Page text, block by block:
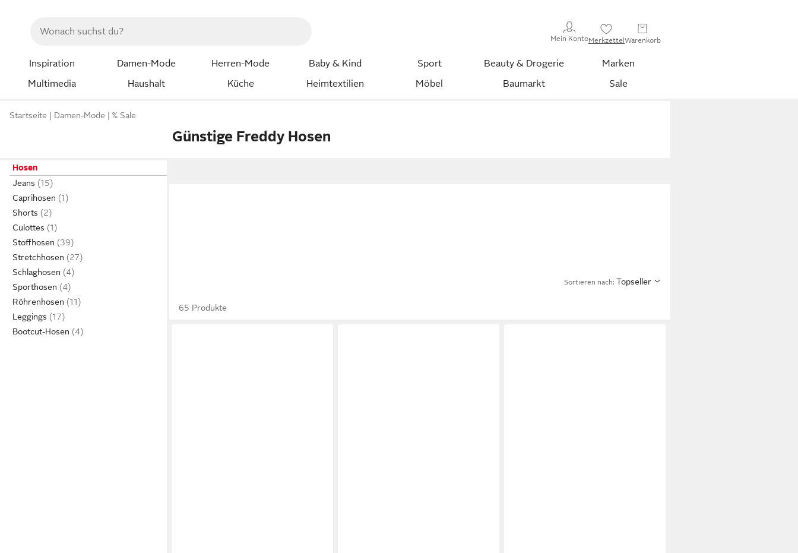
Mein KontoMerkzettelWarenkorb
Inspiration Damen-Mode Herren-Mode Baby & Kind Sport Beauty & Drogerie
Marken
Multimedia
Haushalt Küche Heimtextilien Möbel Baumarkt Sale
Startseite Damen-Mode % Sale
Günstige Freddy Hosen
Hosen
Jeans
Caprihosen
Shorts
Culottes
Stoffhosen
Stretchhosen
Schlaghosen
Sporthosen
Röhrenhosen
Leggings
Bootcut-Hosen
Sortieren nach: Topseller
65 Produkte